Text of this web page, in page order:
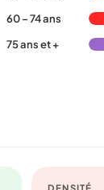
60 – 74 ans
75 ans et +